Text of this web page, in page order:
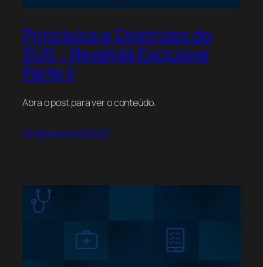
Princípios e Diretrizes do
SUS – Revalida Exclusive
Parte II
Abra o post para ver o conteúdo.
25 de fevereiro de 2026